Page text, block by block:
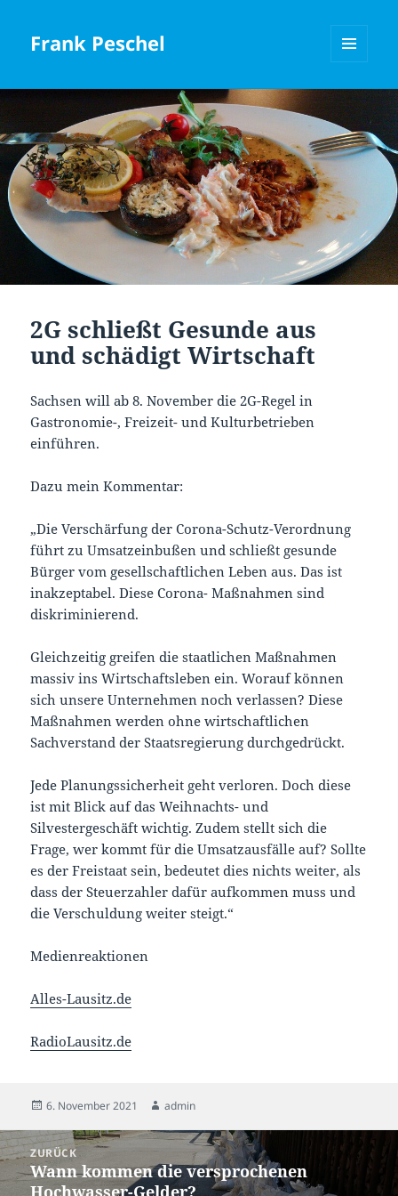
Frank Peschel
WIDGETS
2G schließt Gesunde aus
und schädigt Wirtschaft
Sachsen will ab 8. November die 2G-Regel in
Gastronomie-, Freizeit- und Kulturbetrieben
einführen.
Dazu mein Kommentar:
„Die Verschärfung der Corona-Schutz-Verordnung
führt zu Umsatzeinbußen und schließt gesunde
Bürger vom gesellschaftlichen Leben aus. Das ist
inakzeptabel. Diese Corona- Maßnahmen sind
diskriminierend.
Gleichzeitig greifen die staatlichen Maßnahmen
massiv ins Wirtschaftsleben ein. Worauf können
sich unsere Unternehmen noch verlassen? Diese
Maßnahmen werden ohne wirtschaftlichen
Sachverstand der Staatsregierung durchgedrückt.
Jede Planungssicherheit geht verloren. Doch diese
ist mit Blick auf das Weihnachts- und
Silvestergeschäft wichtig. Zudem stellt sich die
Frage, wer kommt für die Umsatzausfälle auf? Sollte
es der Freistaat sein, bedeutet dies nichts weiter, als
dass der Steuerzahler dafür aufkommen muss und
die Verschuldung weiter steigt.“
Medienreaktionen
Alles-Lausitz.de
RadioLausitz.de
Veröffentlicht
6. November 2021 Autor
admin
Beitragsnavigation
ZURÜCK
Vorheriger
Wann kommen die versprochenen